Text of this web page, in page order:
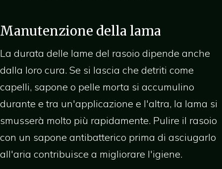
Manutenzione della lama
La durata delle lame del rasoio dipende anche
dalla loro cura. Se si lascia che detriti come
capelli, sapone o pelle morta si accumulino
durante e tra un'applicazione e l'altra, la lama si
smusserà molto più rapidamente. Pulire il rasoio
con un sapone antibatterico prima di asciugarlo
all'aria contribuisce a migliorare l'igiene.